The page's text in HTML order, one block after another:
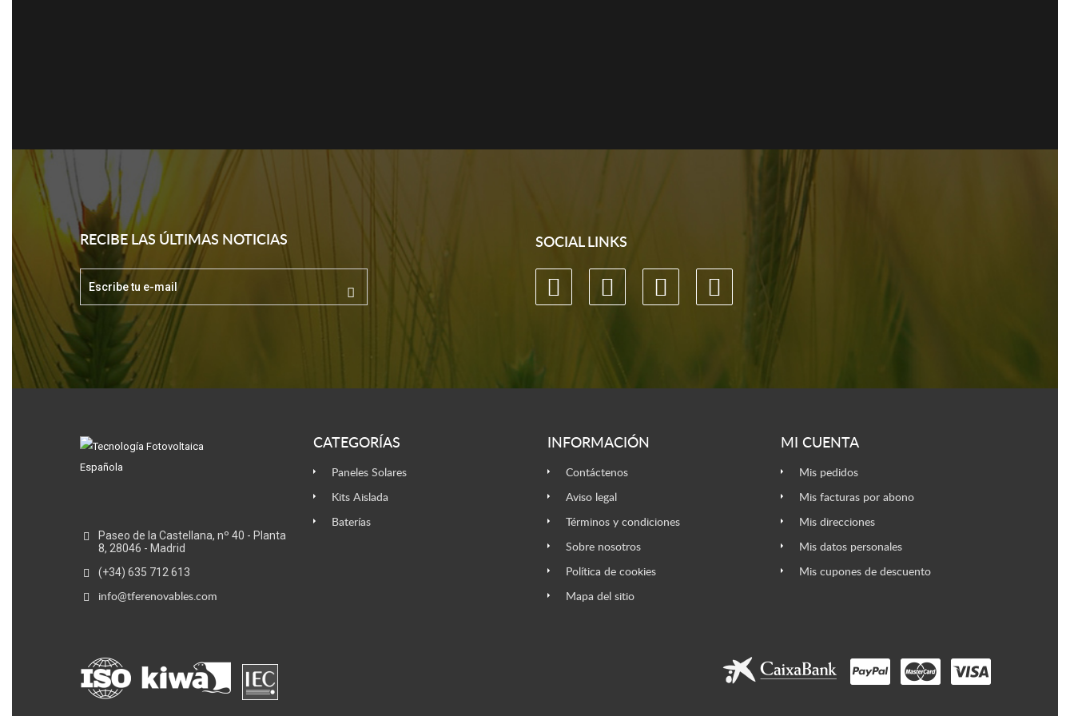
RECIBE LAS ÚLTIMAS NOTICIAS SOCIAL LINKS
Paseo de la Castellana, nº 40 - Planta
8, 28046 - Madrid
(+34) 635 712 613
info@tferenovables.com
CATEGORÍAS
Paneles Solares
Kits Aislada
Baterías
INFORMACIÓN
Contáctenos
Aviso legal
Términos y condiciones
Sobre nosotros
Política de cookies
Mapa del sitio
MI CUENTA
Mis pedidos
Mis facturas por abono
Mis direcciones
Mis datos personales
Mis cupones de descuento